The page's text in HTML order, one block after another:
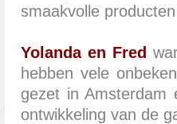
smaakvolle
Yolanda en Fred
hebben vele
gezet in Amsterdam
ontwikkeling van de